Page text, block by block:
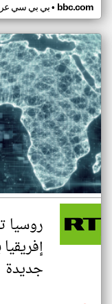
بي بي سي• bbc.com
روسيا
جديدة